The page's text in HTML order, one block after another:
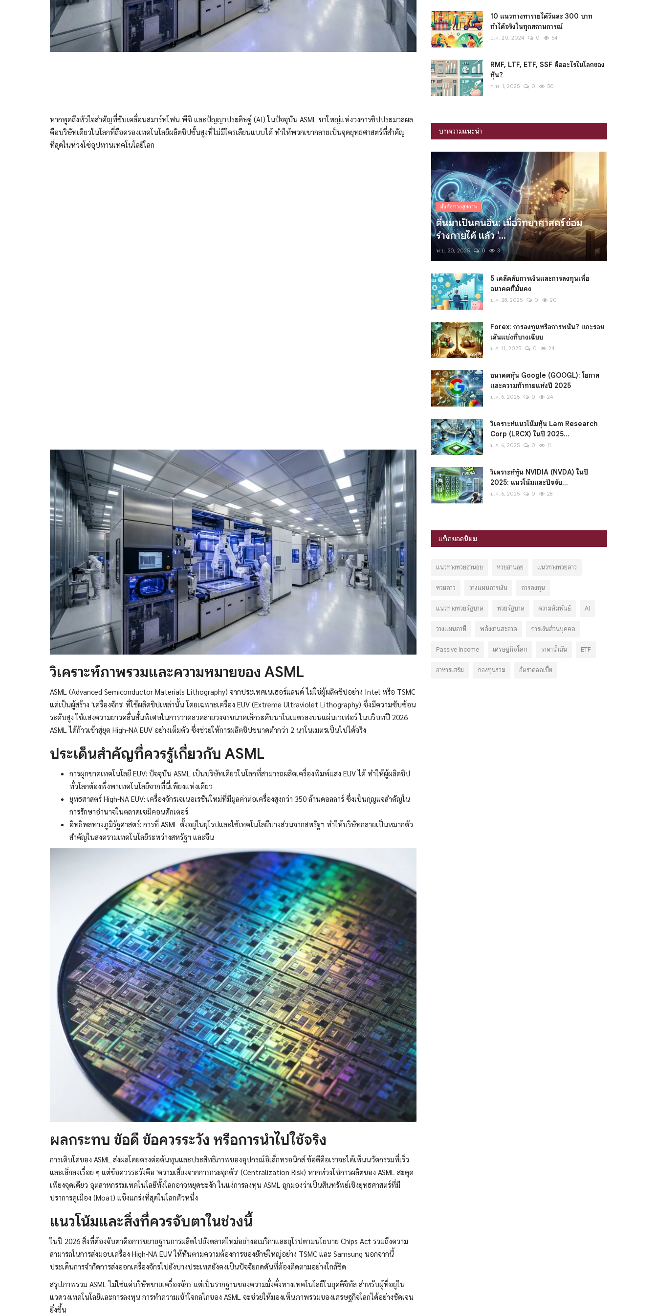
หากพูดถึงหัวใจสำคัญที่ขับเคลื่อนสมาร์ทโฟน พีซี และปัญญาประดิษฐ์ (AI) ในปัจจุบัน ASML ขาใหญ่แห่งวงการชิปประมวลผล
คือบริษัทเดียวในโลกที่ถือครองเทคโนโลยีผลิตชิปขั้นสูงที่ไม่มีใครเลียนแบบได้ ทำให้พวกเขากลายเป็นจุดยุทธศาสตร์ที่สำคัญ
ที่สุดในห่วงโซ่อุปทานเทคโนโลยีโลก
วิเคราะห์ภาพรวมและความหมายของ ASML
ASML (Advanced Semiconductor Materials Lithography) จากประเทศเนเธอร์แลนด์ ไม่ใช่ผู้ผลิตชิปอย่าง Intel หรือ TSMC
แต่เป็นผู้สร้าง 'เครื่องจักร' ที่ใช้ผลิตชิปเหล่านั้น โดยเฉพาะเครื่อง EUV (Extreme Ultraviolet Lithography) ซึ่งมีความซับซ้อน
ระดับสูง ใช้แสงความยาวคลื่นสั้นพิเศษในการวาดลวดลายวงจรขนาดเล็กระดับนาโนเมตรลงบนแผ่นเวเฟอร์ ในบริบทปี 2026
ASML ได้ก้าวเข้าสู่ยุค High-NA EUV อย่างเต็มตัว ซึ่งช่วยให้การผลิตชิปขนาดต่ำกว่า 2 นาโนเมตรเป็นไปได้จริง
ประเด็นสำคัญที่ควรรู้เกี่ยวกับ ASML
การผูกขาดเทคโนโลยี EUV: ปัจจุบัน ASML เป็นบริษัทเดียวในโลกที่สามารถผลิตเครื่องพิมพ์แสง EUV ได้ ทำให้ผู้ผลิตชิป
ทั่วโลกต้องพึ่งพาเทคโนโลยีจากที่นี่เพียงแห่งเดียว
ยุทธศาสตร์ High-NA EUV: เครื่องจักรเจเนอเรชันใหม่ที่มีมูลค่าต่อเครื่องสูงกว่า 350 ล้านดอลลาร์ ซึ่งเป็นกุญแจสำคัญใน
การรักษาอำนาจในตลาดเซมิคอนดักเตอร์
อิทธิพลทางภูมิรัฐศาสตร์: การที่ ASML ตั้งอยู่ในยุโรปและใช้เทคโนโลยีบางส่วนจากสหรัฐฯ ทำให้บริษัทกลายเป็นหมากตัว
สำคัญในสงครามเทคโนโลยีระหว่างสหรัฐฯ และจีน
ผลกระทบ ข้อดี ข้อควรระวัง หรือการนำไปใช้จริง
การเติบโตของ ASML ส่งผลโดยตรงต่อต้นทุนและประสิทธิภาพของอุปกรณ์อิเล็กทรอนิกส์ ข้อดีคือเราจะได้เห็นนวัตกรรมที่เร็ว
และเล็กลงเรื่อย ๆ แต่ข้อควรระวังคือ 'ความเสี่ยงจากการกระจุกตัว' (Centralization Risk) หากห่วงโซ่การผลิตของ ASML สะดุด
เพียงจุดเดียว อุตสาหกรรมเทคโนโลยีทั้งโลกอาจหยุดชะงัก ในแง่การลงทุน ASML ถูกมองว่าเป็นสินทรัพย์เชิงยุทธศาสตร์ที่มี
ปราการคูเมือง (Moat) แข็งแกร่งที่สุดในโลกตัวหนึ่ง
แนวโน้มและสิ่งที่ควรจับตาในช่วงนี้
ในปี 2026 สิ่งที่ต้องจับตาคือการขยายฐานการผลิตไปยังตลาดใหม่อย่างอเมริกาและยุโรปตามนโยบาย Chips Act รวมถึงความ
สามารถในการส่งมอบเครื่อง High-NA EUV ให้ทันตามความต้องการของยักษ์ใหญ่อย่าง TSMC และ Samsung นอกจากนี้
ประเด็นการจำกัดการส่งออกเครื่องจักรไปยังบางประเทศยังคงเป็นปัจจัยกดดันที่ต้องติดตามอย่างใกล้ชิด
สรุปภาพรวม ASML ไม่ใช่แค่บริษัทขายเครื่องจักร แต่เป็นรากฐานของความมั่งคั่งทางเทคโนโลยีในยุคดิจิทัล สำหรับผู้ที่อยู่ใน
แวดวงเทคโนโลยีและการลงทุน การทำความเข้าใจกลไกของ ASML จะช่วยให้มองเห็นภาพรวมของเศรษฐกิจโลกได้อย่างชัดเจน
ยิ่งขึ้น
10 แนวทางหารายได้วันละ 300 บาท
ทำได้จริงในทุกสถานการณ์
ธ.ค. 20, 2024 0 54
RMF, LTF, ETF, SSF คืออะไรในโลกของ
หุ้น?
ก.พ. 1, 2025 0 50
บทความแนะนำ
มั่งคั่งทางสุขภาพ
ตื่นมาเป็นคนอื่น: เมื่อวิทยาศาสตร์ซ่อม
ร่างกายได้ แล้ว '...
พ.ย. 30, 2025 0 3
5 เคล็ดลับการเงินและการลงทุนเพื่อ
อนาคตที่มั่นคง
ม.ค. 28, 2025 0 20
Forex: การลงทุนหรือการพนัน? แกะรอย
เส้นแบ่งที่บางเฉียบ
ม.ค. 11, 2025 0 24
อนาคตหุ้น Google (GOOGL): โอกาส
และความท้าทายแห่งปี 2025
ม.ค. 6, 2025 0 24
วิเคราะห์แนวโน้มหุ้น Lam Research
Corp (LRCX) ในปี 2025...
ม.ค. 6, 2025 0 11
วิเคราะห์หุ้น NVIDIA (NVDA) ในปี
2025: แนวโน้มและปัจจัย...
ม.ค. 6, 2025 0 28
แท็กยอดนิยม
แนวทางหวยฮานอย หวยฮานอย แนวทางหวยลาว
หวยลาว วางแผนการเงิน การลงทุน
แนวทางหวยรัฐบาล หวยรัฐบาล ความสัมพันธ์ AI
วางแผนภาษี พลังงานสะอาด การเงินส่วนบุคคล
Passive Income เศรษฐกิจโลก ราคาน้ำมัน ETF
อาหารเสริม กองทุนรวม อัตราดอกเบี้ย